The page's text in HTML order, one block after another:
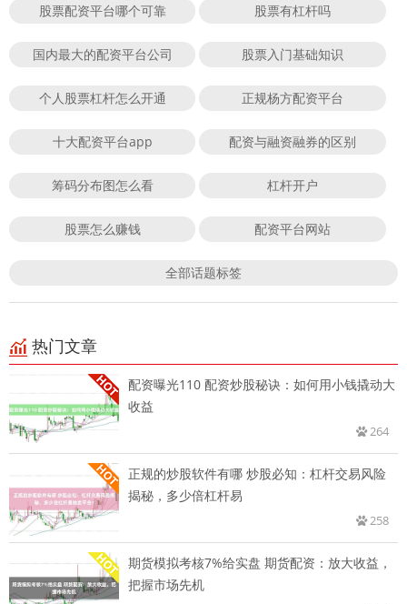
股票配资平台哪个可靠 股票有杠杆吗
国内最大的配资平台公司 股票入门基础知识
个人股票杠杆怎么开通 正规杨方配资平台
十大配资平台app 配资与融资融券的区别
筹码分布图怎么看 杠杆开户
股票怎么赚钱 配资平台网站
全部话题标签
热门文章
配资曝光110 配资炒股秘诀：如何用小钱撬动大
收益
264
正规的炒股软件有哪 炒股必知：杠杆交易风险
揭秘，多少倍杠杆易
258
期货模拟考核7%给实盘 期货配资：放大收益，
把握市场先机